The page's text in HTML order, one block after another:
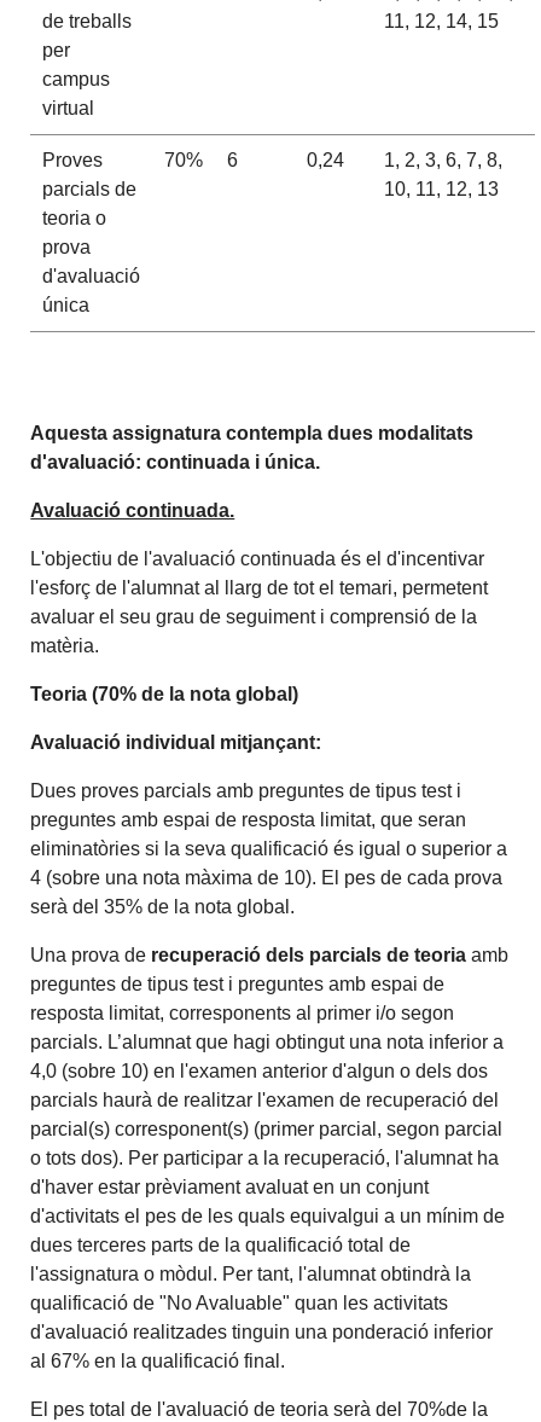
de treballs
per
campus
virtual
11, 12, 14, 15
Proves
parcials de
teoria o
prova
d'avaluació
única
70% 6 0,24
1, 2, 3, 6, 7, 8,
10, 11, 12, 13
Aquesta assignatura contempla dues modalitats
d'avaluació: continuada i única.
Avaluació continuada.
L'objectiu de l'avaluació continuada és el d'incentivar
l'esforç de l'alumnat al llarg de tot el temari, permetent
avaluar el seu grau de seguiment i comprensió de la
matèria.
Teoria (70% de la nota global)
Avaluació individual mitjançant:
Dues proves parcials amb preguntes de tipus test i
preguntes amb espai de resposta limitat, que seran
eliminatòries si la seva qualificació és igual o superior a
4 (sobre una nota màxima de 10). El pes de cada prova
serà del 35% de la nota global.
Una prova de recuperació dels parcials de teoria amb
preguntes de tipus test i preguntes amb espai de
resposta limitat, corresponents al primer i/o segon
parcials. L’alumnat que hagi obtingut una nota inferior a
4,0 (sobre 10) en l'examen anterior d'algun o dels dos
parcials haurà de realitzar l'examen de recuperació del
parcial(s) corresponent(s) (primer parcial, segon parcial
o tots dos). Per participar a la recuperació, l'alumnat ha
d'haver estar prèviament avaluat en un conjunt
d'activitats el pes de les quals equivalgui a un mínim de
dues terceres parts de la qualificació total de
l'assignatura o mòdul. Per tant, l'alumnat obtindrà la
qualificació de "No Avaluable" quan les activitats
d'avaluació realitzades tinguin una ponderació inferior
al 67% en la qualificació final.
El pes total de l'avaluació de teoria serà del 70%de la